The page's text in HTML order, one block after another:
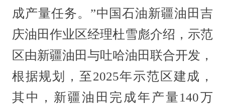
成产量任务。”中国石油新疆油田吉
庆油田作业区经理杜雪彪介绍，示范
区由新疆油田与吐哈油田联合开发，
根据规划，至2025年示范区建成，
其中，新疆油田完成年产量140万